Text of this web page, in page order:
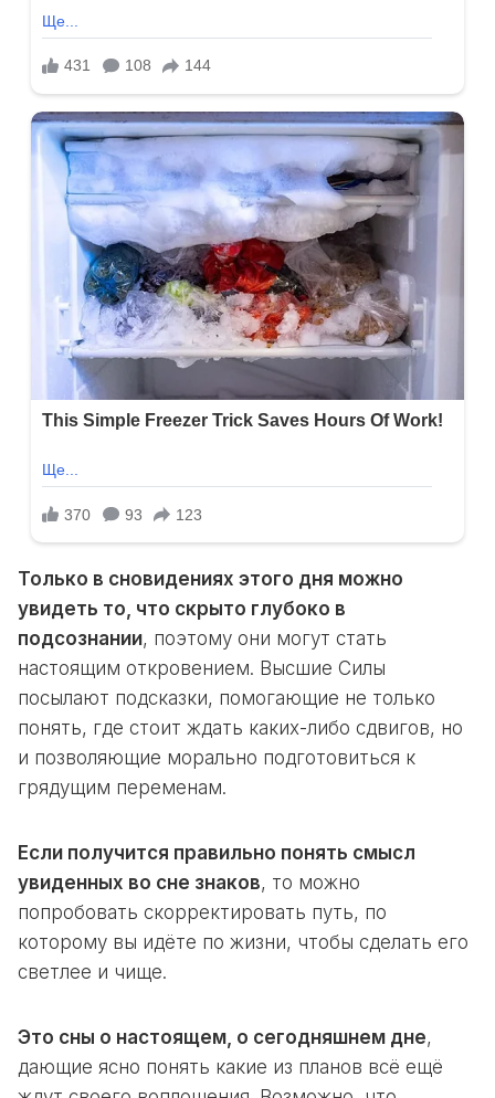
Только в сновидениях этого дня можно
увидеть то, что скрыто глубоко в
подсознании, поэтому они могут стать
настоящим откровением. Высшие Силы
посылают подсказки, помогающие не только
понять, где стоит ждать каких-либо сдвигов, но
и позволяющие морально подготовиться к
грядущим переменам.
Если получится правильно понять смысл
увиденных во сне знаков, то можно
попробовать скорректировать путь, по
которому вы идёте по жизни, чтобы сделать его
светлее и чище.
Это сны о настоящем, о сегодняшнем дне,
дающие ясно понять какие из планов всё ещё